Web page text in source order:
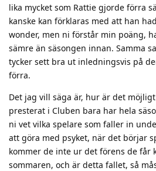
lika mycket som Rattie gjorde förra
kanske kan förklaras med att han
wonder, men ni förstår min poäng,
sämre än säsongen innan. Samma
tycker sett bra ut inledningsvis på
förra.
Det jag vill säga är, hur är det
presterat i Cluben bara har hela
ni vet vilka spelare som faller in
att göra med psyket, när det börjar
kommer de inte ur det förens de får
sommaren, och är detta fallet, så